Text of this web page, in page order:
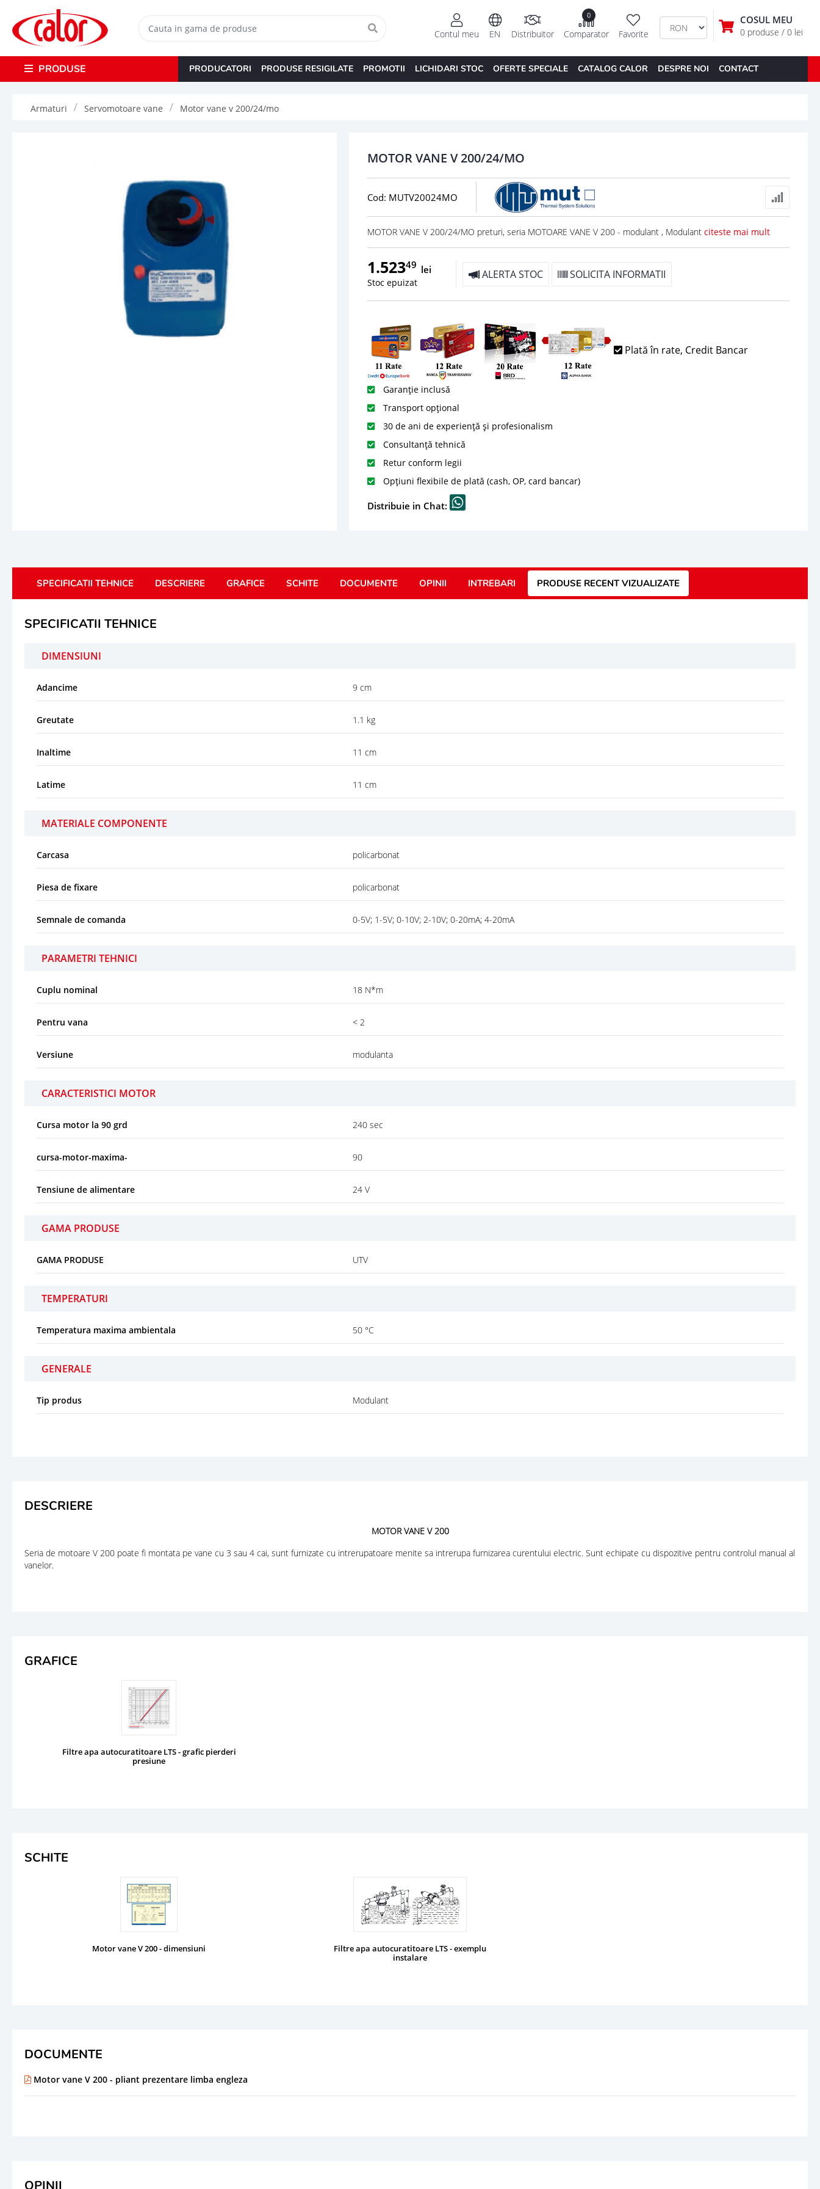
COSUL MEU
0 produse / 0 lei
Favorite
0
Comparator
Distribuitor
EN
Contul meu
PRODUSE PRODUCATORI PRODUSE RESIGILATE PROMOTII LICHIDARI STOC OFERTE SPECIALE CATALOG CALOR DESPRE NOI CONTACT
Armaturi Servomotoare vane Motor vane v 200/24/mo
MOTOR VANE V 200/24/MO
Cod: MUTV20024MO
MOTOR VANE V 200/24/MO preturi, seria MOTOARE VANE V 200 - modulant , Modulant citeste mai mult
1.52349 lei
Stoc epuizat
ALERTA STOC SOLICITA INFORMATII
Plată în rate, Credit Bancar
Garanție inclusă
Transport opțional
30 de ani de experiență și profesionalism
Consultanță tehnică
Retur conform legii
Opțiuni flexibile de plată (cash, OP, card bancar)
Distribuie in Chat:
SPECIFICATII TEHNICE DESCRIERE GRAFICE SCHITE DOCUMENTE OPINII INTREBARI PRODUSE RECENT VIZUALIZATE
SPECIFICATII TEHNICE
DIMENSIUNI
Adancime 9 cm
Greutate 1.1 kg
Inaltime 11 cm
Latime 11 cm
MATERIALE COMPONENTE
Carcasa policarbonat
Piesa de fixare policarbonat
Semnale de comanda 0-5V; 1-5V; 0-10V; 2-10V; 0-20mA; 4-20mA
PARAMETRI TEHNICI
Cuplu nominal 18 N*m
Pentru vana < 2
Versiune modulanta
CARACTERISTICI MOTOR
Cursa motor la 90 grd 240 sec
cursa-motor-maxima- 90
Tensiune de alimentare 24 V
GAMA PRODUSE
GAMA PRODUSE UTV
TEMPERATURI
Temperatura maxima ambientala 50 °C
GENERALE
Tip produs Modulant
DESCRIERE
MOTOR VANE V 200
Seria de motoare V 200 poate fi montata pe vane cu 3 sau 4 cai, sunt furnizate cu intrerupatoare menite sa intrerupa furnizarea curentului electric. Sunt echipate cu dispozitive pentru controlul manual al
vanelor.
GRAFICE
Filtre apa autocuratitoare LTS - grafic pierderi
presiune
SCHITE
Motor vane V 200 - dimensiuni
Filtre apa autocuratitoare LTS - exemplu
instalare
DOCUMENTE
Motor vane V 200 - pliant prezentare limba engleza
OPINII